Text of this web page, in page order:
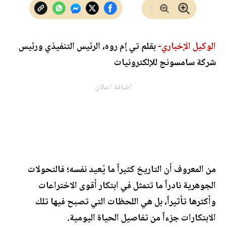
الوكيل الإخباري-بقلم تي إم روه، الرئيس التنفيذي ورئيس
شركة سامسونج للإلكترونيات
اضافة اعلان
من المعروف أن التاريخ كثيراً ما يُعيد نفسه؛ فالتحولات
الجوهرية نادراً ما تتمثل في ابتكار أقوى الاختراعات
وأكثرها تأثيراً، بل هي اللحظات التي تصبح فيها تلك
الابتكارات جزءاً من تفاصيل الحياة اليومية.